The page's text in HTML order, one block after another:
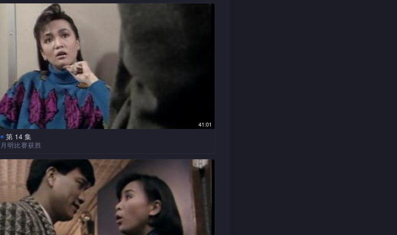
谨昌不忍锦源惊闻爱子夭折后，精神大为沮丧，乘机以玉坠为
信物与他相认，谨昌顿明白当年美屏原不甘挨贫受苦，乘锦源行船
期间，将谨昌交托淑梅后，带著身孕改嫁钟赞，并忍心断绝与谨昌
联络，令锦源大为震怒。
锦源心中不忿，连向美屏大事质问。美屏百词莫辩，顿老羞成
怒，与锦源反目成仇。
谨昌对明月处境深表同情，多方鼓励她实行家庭革命，并千方
百计替她索取电视台举办歌唱比赛表格。月明终提起勇气参加，反
引起桂康等误会为贪慕虚荣，彼此发生口角，月明一怒之下往方家
暂住。楚翘自邂逅谨昌后，对其勤奋忠诚性格有好感，无奈谨昌与
月明已建立了一定的感情，令她暗觉酸味。
谨昌深感其父年老身世可怜，遂要安置锦源于方家方便照顾，
41:01
第 14 集
月明比赛获胜
月明在歌唱比赛中，得到优异的成绩，令谨昌大为兴奋，与楚
翘痛饮以事庆祝。另一方面，当楚翘夹于谨昌、月明时，目睹二人
亲暱状，心中大感不快，但却未敢表露。
创世等见月明改头换面后，丑小鸭一朝变了白天鹅，对她另眼
相看，纷纷向她大献殷勤，令她大感意外。
永然感到晚年孤独寂寞之时，常刻意独步山顶散心。怎料一天